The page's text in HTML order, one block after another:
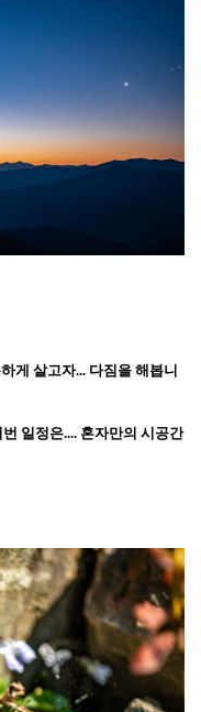
게 살고자... 다짐을 해봅니
일정은.... 혼자만의 시공간